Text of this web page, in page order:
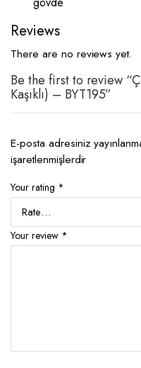
Reviews
There are no reviews yet.
Be the first to review
Kaşıklı) – BYT195”
E-posta adresiniz
işaretlenmişlerdir
Your rating *
Your review *